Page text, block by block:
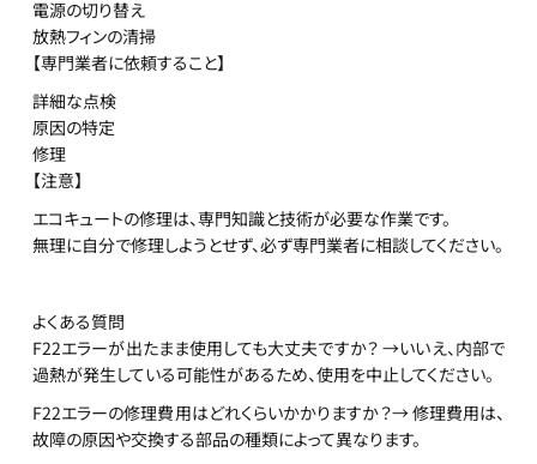
電源の切り替え
放熱フィンの清掃
【専門業者に依頼すること】
詳細な点検
原因の特定
修理
【注意】
エコキュートの修理は、専門知識と技術が必要な作業です。
無理に自分で修理しようとせず、必ず専門業者に相談してください。
よくある質問
F22エラーが出たまま使用しても大丈夫ですか？ →いいえ、内部で
過熱が発生している可能性があるため、使用を中止してください。
F22エラーの修理費用はどれくらいかかりますか？→ 修理費用は、
故障の原因や交換する部品の種類によって異なります。